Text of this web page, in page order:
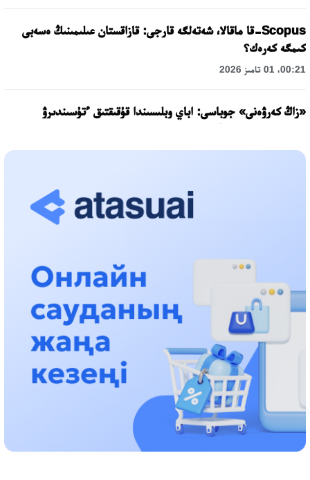
Scopus-قا ماقالا، شەتەلگە قارجى: قازاقستان عىلىمىنىڭ ەسەبى
كىمگە كەرەك؟
00:21، 01 تامىز 2026
«زاڭ كەرۋەنى» جوباسى: اباي وبلىسىندا قۇقىقتىق ءتۇسىندىرۋ
17:31، 31 شىلدە 2026
حالىقارالىق «فورمۋلا-1 H2O» جارىسىن قونايەۆ قالاسىندا وتكىزۋ
اسحات اسىلبەكوۆ: كۇشتى بيلىككە كۇشتى تۇلعالار كەرەك!
12:01، 28 شىلدە 2026
ابزال دوستيار: دۋمان مۇحامەتكارىمدى الماتى تۇرمەسىنە اۋىستىرۋى
وسكەنباي قۇلاتاي ۇلى: رۋحانياتقا قىزمەت ەتكەن قالامگەر
17:46، 26 شىلدە 2026